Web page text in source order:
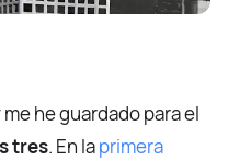
he guardado para el
tres. En laprimera